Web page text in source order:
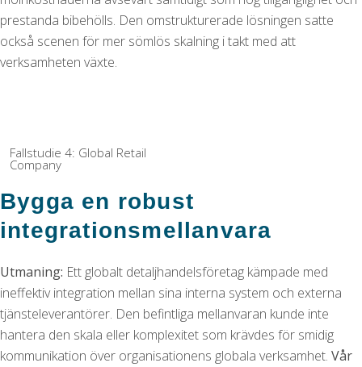
prestanda bibehölls. Den omstrukturerade lösningen satte
också scenen för mer sömlös skalning i takt med att
verksamheten växte.
Fallstudie 4: Global Retail
Company
Bygga en robust
integrationsmellanvara
Utmaning: Ett globalt detaljhandelsföretag kämpade med
ineffektiv integration mellan sina interna system och externa
tjänsteleverantörer. Den befintliga mellanvaran kunde inte
hantera den skala eller komplexitet som krävdes för smidig
kommunikation över organisationens globala verksamhet. Vår